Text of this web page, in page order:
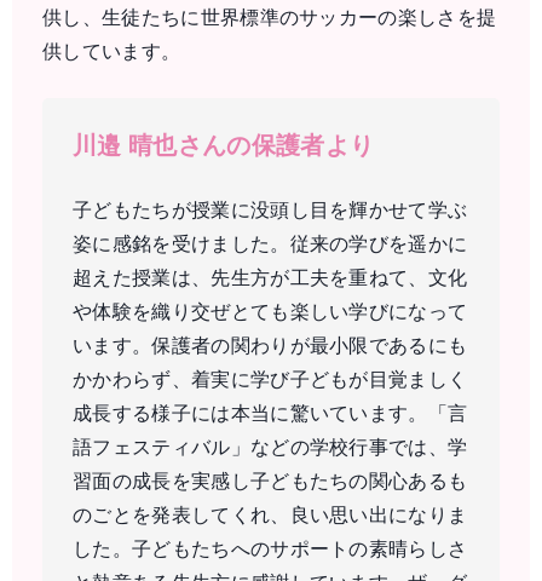
供し、生徒たちに世界標準のサッカーの楽しさを提
供しています。
川邉 晴也さんの保護者より
子どもたちが授業に没頭し目を輝かせて学ぶ
姿に感銘を受けました。従来の学びを遥かに
超えた授業は、先生方が工夫を重ねて、文化
や体験を織り交ぜとても楽しい学びになって
います。保護者の関わりが最小限であるにも
かかわらず、着実に学び子どもが目覚ましく
成長する様子には本当に驚いています。「言
語フェスティバル」などの学校行事では、学
習面の成長を実感し子どもたちの関心あるも
のごとを発表してくれ、良い思い出になりま
した。子どもたちへのサポートの素晴らしさ